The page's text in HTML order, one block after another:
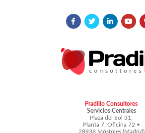
Pradillo Consultores
Servicios Centrales
Plaza del Sol 31,
Planta 7, Oficina 72 •
28938 Móstoles (Madrid)